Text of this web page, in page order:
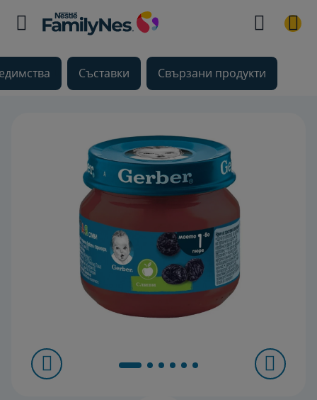
Съставки Свързани продукти